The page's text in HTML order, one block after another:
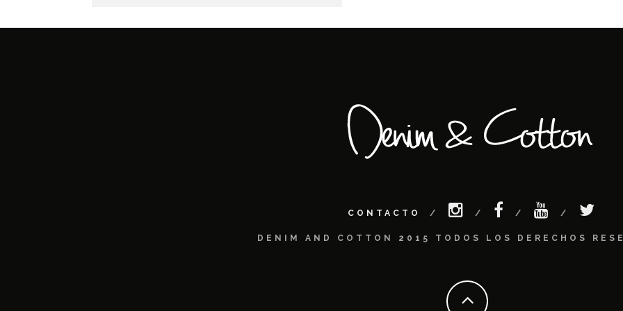
CONTACTO
DENIM AND COTTON 2015 TODOS LOS DERECHOS